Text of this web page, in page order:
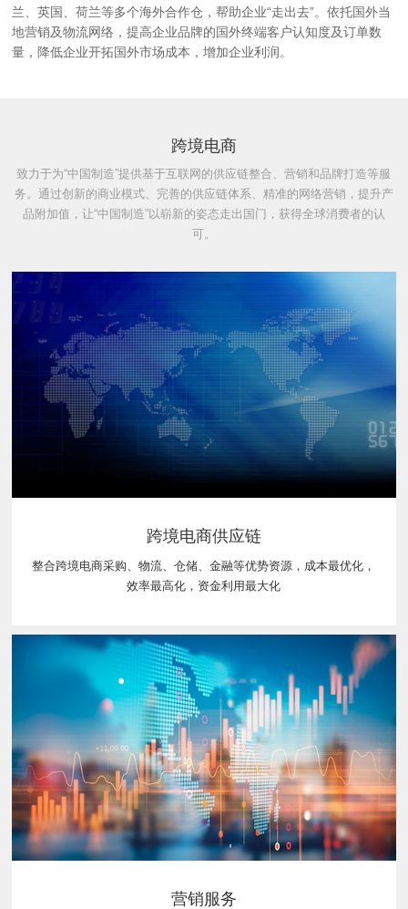
兰、英国、荷兰等多个海外合作仓，帮助企业“走出去”。依托国外当
地营销及物流网络，提高企业品牌的国外终端客户认知度及订单数
量，降低企业开拓国外市场成本，增加企业利润。
跨境电商
致力于为“中国制造”提供基于互联网的供应链整合、营销和品牌打造等服
务。通过创新的商业模式、完善的供应链体系、精准的网络营销，提升产
品附加值，让“中国制造”以崭新的姿态走出国门，获得全球消费者的认
可。
跨境电商供应链
整合跨境电商采购、物流、仓储、金融等优势资源，成本最优化，
效率最高化，资金利用最大化
营销服务